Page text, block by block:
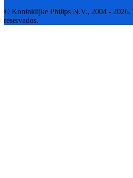
© Koninklijke Philips N.V., 2004 - 2026.
reservados.